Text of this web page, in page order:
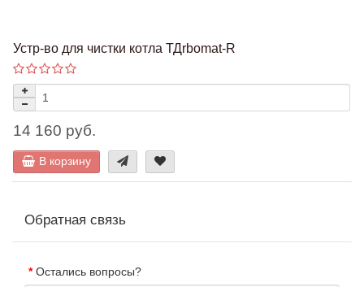
Устр-во для чистки котла ТДrbomat-R
14 160 руб.
В корзину
Обратная связь
Остались вопросы?